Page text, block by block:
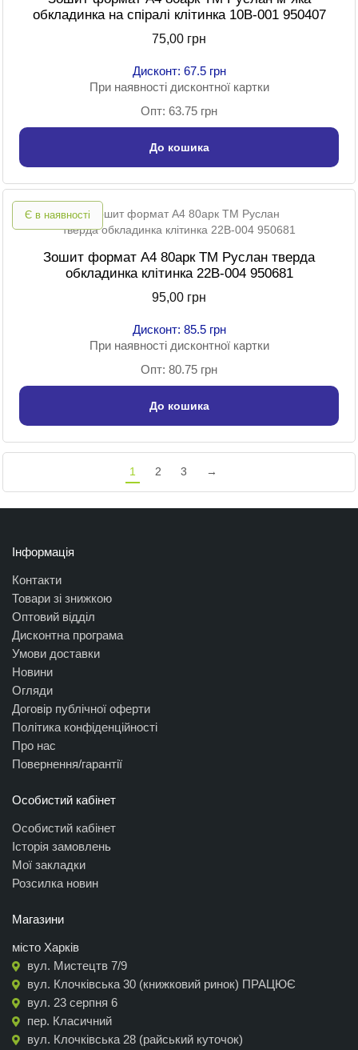
обкладинка на спіралі клітинка 10В-001 950407
75,00 грн
Дисконт: 67.5 грн
При наявності дисконтної картки
Опт: 63.75 грн
До кошика
Є в наявності
Зошит формат A4 80арк ТМ Руслан тверда
обкладинка клітинка 22В-004 950681
95,00 грн
Дисконт: 85.5 грн
При наявності дисконтної картки
Опт: 80.75 грн
До кошика
1 2 3 →
Інформація
Контакти
Товари зі знижкою
Оптовий відділ
Дисконтна програма
Умови доставки
Новини
Огляди
Договір публічної оферти
Політика конфіденційності
Про нас
Повернення/гарантії
Особистий кабінет
Особистий кабінет
Історія замовлень
Мої закладки
Розсилка новин
Магазини
місто Харків
вул. Мистецтв 7/9
вул. Клочківська 30 (книжковий ринок) ПРАЦЮЄ
вул. 23 серпня 6
пер. Класичний
вул. Клочківська 28 (райський куточок)